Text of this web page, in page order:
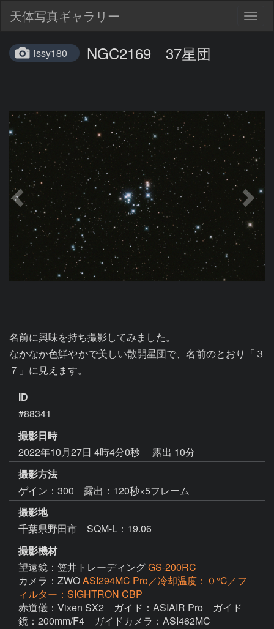
天体写真ギャラリー
issy180 NGC2169 37星団
名前に興味を持ち撮影してみました。
なかなか色鮮やかで美しい散開星団で、名前のとおり「３
７」に見えます。
ID
#88341
撮影日時
2022年10月27日 4時4分0秒
露出 10分
撮影方法
ゲイン：300 露出：120秒×5フレーム
撮影地
千葉県野田市 SQM-L：19.06
撮影機材
望遠鏡：笠井トレーディングGS-200RC
カメラ：ZWOASI294MC Pro／冷却温度：０°C／フ
ィルター：SIGHTRON CBP
赤道儀：Vixen SX2　ガイド：ASIAIR Pro　ガイド
鏡：200mm/F4　ガイドカメラ：ASI462MC